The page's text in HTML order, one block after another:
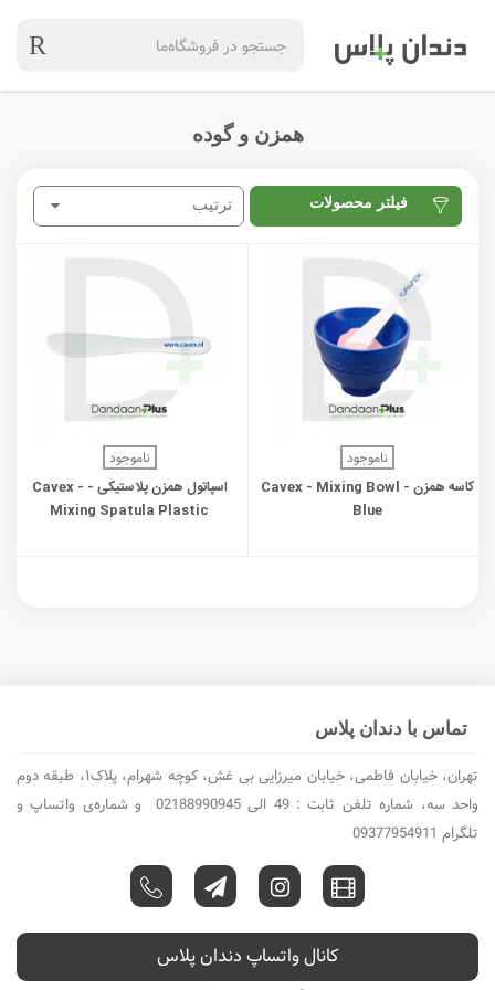
همزن و گوده
فیلتر محصولات ترتیب
ناموجود
کاسه همزن - Cavex - Mixing Bowl
Blue
ناموجود
اسپاتول همزن پلاستیکی - Cavex -
Mixing Spatula Plastic
تماس با دندان پلاس
تهران، خیابان فاطمی، خیابان میرزایی بی غش، کوچه شهرام، پلاک۱، طبقه دوم
واحد سه، شماره تلفن ثابت : 49 الی 02188990945 و شماره‌ی واتساپ و
تلگرام 09377954911
کانال واتساپ دندان پلاس